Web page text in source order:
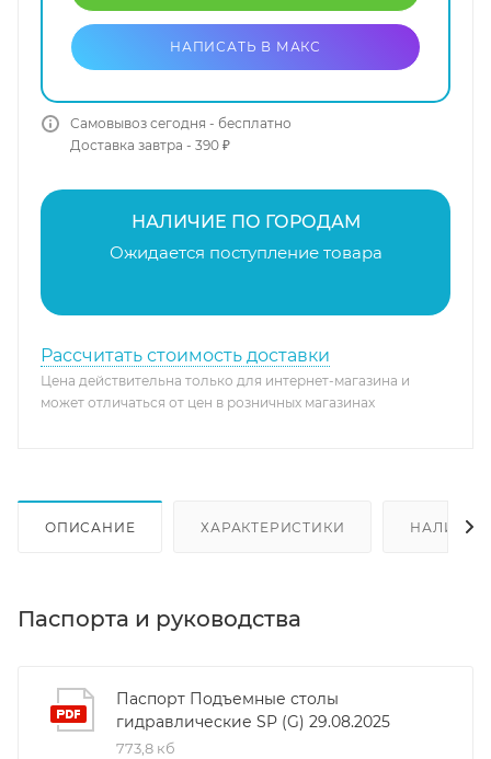
НАПИСАТЬ В МАКС
Самовывоз сегодня - бесплатно
Доставка завтра - 390 ₽
НАЛИЧИЕ ПО ГОРОДАМ
Ожидается поступление товара
Рассчитать стоимость доставки
Цена действительна только для интернет-магазина и
может отличаться от цен в розничных магазинах
ОПИСАНИЕ ХАРАКТЕРИСТИКИ
Паспорта и руководства
Паспорт Подъемные столы
гидравлические SP (G) 29.08.2025
773,8 кб